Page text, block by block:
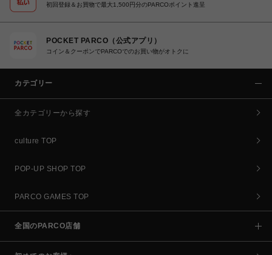
初回登録＆お買物で最大1,500円分のPARCOポイント進呈
POCKET PARCO（公式アプリ）
コイン＆クーポンでPARCOでのお買い物がオトクに
カテゴリー
全カテゴリーから探す
culture TOP
POP-UP SHOP TOP
PARCO GAMES TOP
全国のPARCO店舗